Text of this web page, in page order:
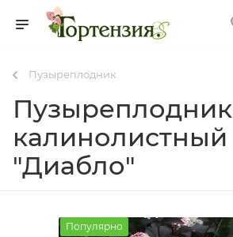
Пузыреплодник
Пузыреплодник
калинолистный
"Диабло"
Популярно